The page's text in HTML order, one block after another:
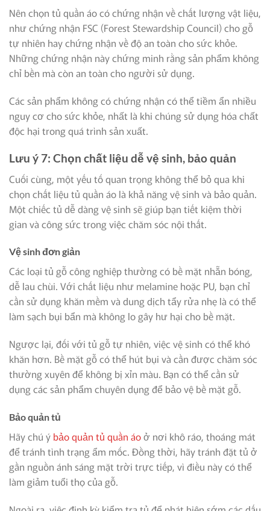
Nên chọn tủ quần áo có chứng nhận về chất lượng vật liệu,
như chứng nhận FSC (Forest Stewardship Council) cho gỗ
tự nhiên hay chứng nhận về độ an toàn cho sức khỏe.
Những chứng nhận này chứng minh rằng sản phẩm không
chỉ bền mà còn an toàn cho người sử dụng.
Các sản phẩm không có chứng nhận có thể tiềm ẩn nhiều
nguy cơ cho sức khỏe, nhất là khi chúng sử dụng hóa chất
độc hại trong quá trình sản xuất.
Lưu ý 7: Chọn chất liệu dễ vệ sinh, bảo quản
Cuối cùng, một yếu tố quan trọng không thể bỏ qua khi
chọn chất liệu tủ quần áo là khả năng vệ sinh và bảo quản.
Một chiếc tủ dễ dàng vệ sinh sẽ giúp bạn tiết kiệm thời
gian và công sức trong việc chăm sóc nội thất.
Vệ sinh đơn giản
Các loại tủ gỗ công nghiệp thường có bề mặt nhẵn bóng,
dễ lau chùi. Với chất liệu như melamine hoặc PU, bạn chỉ
cần sử dụng khăn mềm và dung dịch tẩy rửa nhẹ là có thể
làm sạch bụi bẩn mà không lo gây hư hại cho bề mặt.
Ngược lại, đối với tủ gỗ tự nhiên, việc vệ sinh có thể khó
khăn hơn. Bề mặt gỗ có thể hút bụi và cần được chăm sóc
thường xuyên để không bị xỉn màu. Bạn có thể cần sử
dụng các sản phẩm chuyên dụng để bảo vệ bề mặt gỗ.
Bảo quản tủ
Hãy chú ý bảo quản tủ quần áoở nơi khô ráo, thoáng mát
để tránh tình trạng ẩm mốc. Đồng thời, hãy tránh đặt tủ ở
gần nguồn ánh sáng mặt trời trực tiếp, vì điều này có thể
làm giảm tuổi thọ của gỗ.